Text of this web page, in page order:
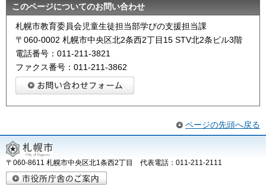
このページについてのお問い合わせ
札幌市教育委員会児童生徒担当部学びの支援担当課
〒060-0002 札幌市中央区北2条西2丁目15 STV北2条ビル3階
電話番号：011-211-3821
ファクス番号：011-211-3862
ページの先頭へ戻る
〒060-8611 札幌市中央区北1条西2丁目 代表電話：011-211-2111